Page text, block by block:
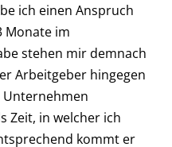
ich einen Anspruch
Monate im
stehen mir demnach
Arbeitgeber hingegen
Unternehmen
Zeit, in welcher ich
kommt er